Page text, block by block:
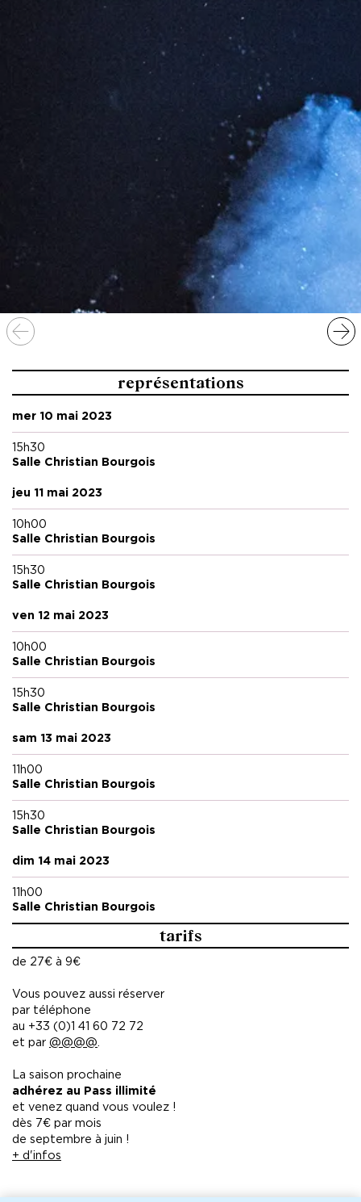
la DRAC Auvergne-Rhône-Alpes, la Région Auvergne-
Rhône-Alpes et la Ville de Clermont-Ferrand. Le Théâtre de
Romette est compagnie en résidence à Malakoff scène
Johanny Bert est artiste compagnon au Bateau Feu –
Scène nationale de Dunkerque et artiste complice du
représentations
mer 10 mai 2023
15h30
Salle Christian Bourgois
jeu 11 mai 2023
10h00
Salle Christian Bourgois
15h30
Salle Christian Bourgois
ven 12 mai 2023
10h00
Salle Christian Bourgois
15h30
Salle Christian Bourgois
sam 13 mai 2023
11h00
Salle Christian Bourgois
15h30
Salle Christian Bourgois
dim 14 mai 2023
11h00
Salle Christian Bourgois
tarifs
de 27€ à 9€
Vous pouvez aussi réserver
par téléphone
au +33 (0)1 41 60 72 72
et par @@@@.
La saison prochaine
adhérez au Pass illimité
et venez quand vous voulez !
dès 7€ par mois
de septembre à juin !
+ d'infos